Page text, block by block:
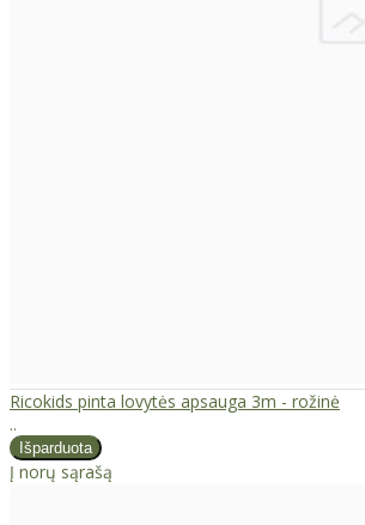
Ricokids pinta lovytės apsauga 3m - rožinė
..
Į norų sąrašą